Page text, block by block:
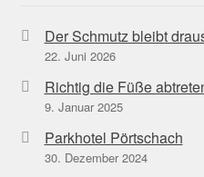
Der Schmutz bleibt
22. Juni 2026
Richtig die Füße
9. Januar 2025
Parkhotel Pörtschach
30. Dezember 2024